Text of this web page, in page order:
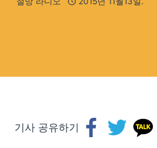
기사 공유하기